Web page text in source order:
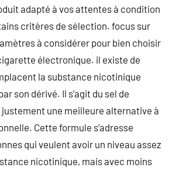
adapté à vos attentes à condition
critères de sélection. focus sur
à considérer pour bien choisir
électronique. il existe de
la substance nicotinique
son dérivé. Il s’agit du sel de
une meilleure alternative à
Cette formule s’adresse
qui veulent avoir un niveau assez
nicotinique, mais avec moins